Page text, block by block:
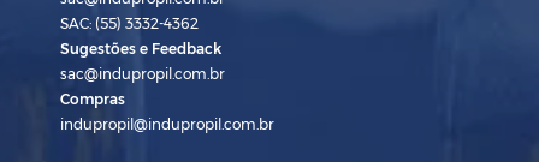
SAC: (55) 3332-4362
Sugestões e Feedback
sac@indupropil.com.br
Compras
indupropil@indupropil.com.br